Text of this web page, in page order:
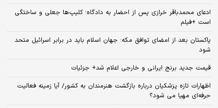
ادعای محمدباقر خرازی پس از احضار به دادگاه؛ کلیپ‌ها جعلی و ساختگی
است +فیلم
پاکستان بعد از امضای توافق مکه: جهان اسلام باید در برابر اسرائیل متحد
شود
قیمت جدید برنج ایرانی و خارجی اعلام شد+ جزئیات
اظهارات تازه پزشکیان درباره بازگشت هنرمندان به کشور/ آیا زمینه فعالیت
حرفه‌ای مهیا می شود؟